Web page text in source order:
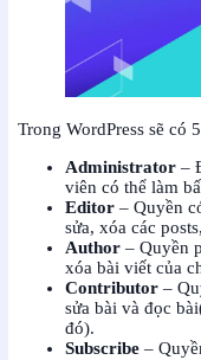
Trong WordPress sẽ có
Administrator –
viên có thể làm
Editor – Quyền
sửa, xóa các
Author – Quyền
xóa bài viết của
Contributor –
sửa bài và đọc
đó).
Subscribe –